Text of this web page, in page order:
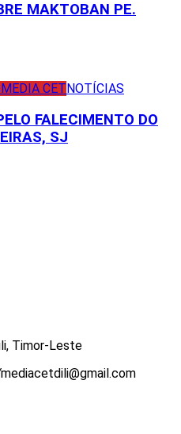
MAKTOBAN PE.
MEDIA CETNOTÍCIAS
FALECIMENTO DO
SJ
Timor-Leste
mediacetdili@gmail.com